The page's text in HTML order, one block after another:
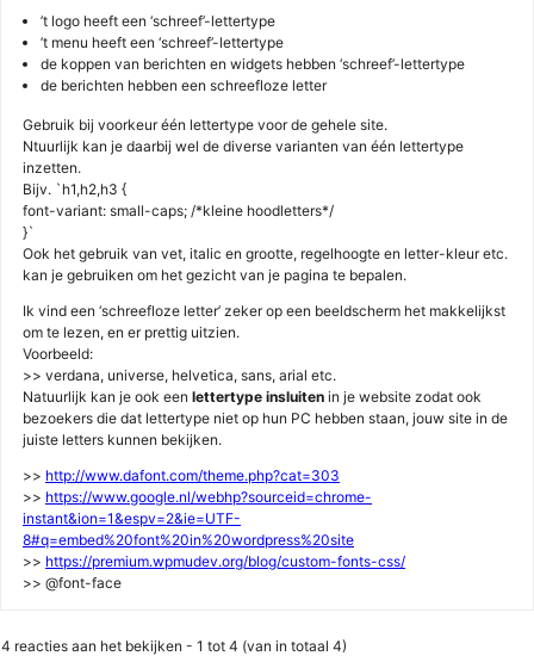
’t logo heeft een ‘schreef’-lettertype
’t menu heeft een ‘schreef’-lettertype
de koppen van berichten en widgets hebben ‘schreef’-lettertype
de berichten hebben een schreefloze letter
Gebruik bij voorkeur één lettertype voor de gehele site.
Ntuurlijk kan je daarbij wel de diverse varianten van één lettertype
inzetten.
Bijv. `h1,h2,h3 {
font-variant: small-caps; /*kleine hoodletters*/
}`
Ook het gebruik van vet, italic en grootte, regelhoogte en letter-kleur etc.
kan je gebruiken om het gezicht van je pagina te bepalen.
Ik vind een ‘schreefloze letter’ zeker op een beeldscherm het makkelijkst
om te lezen, en er prettig uitzien.
Voorbeeld:
>> verdana, universe, helvetica, sans, arial etc.
Natuurlijk kan je ook een lettertype insluiten in je website zodat ook
bezoekers die dat lettertype niet op hun PC hebben staan, jouw site in de
juiste letters kunnen bekijken.
>> http://www.dafont.com/theme.php?cat=303
>> https://www.google.nl/webhp?sourceid=chrome-
instant&ion=1&espv=2&ie=UTF-
8#q=embed%20font%20in%20wordpress%20site
>> https://premium.wpmudev.org/blog/custom-fonts-css/
>> @font-face
4 reacties aan het bekijken - 1 tot 4 (van in totaal 4)